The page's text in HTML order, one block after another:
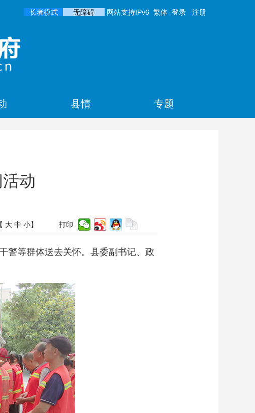
长者模式 无障碍 网站支持IPv6 繁体 登录 注册
县情 专题
动
大 中 小】 打印
警等群体送去关怀。县委副书记、政